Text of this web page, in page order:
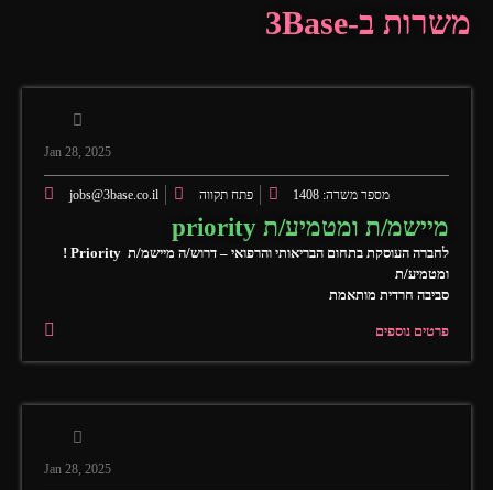
3Base-משרות ב
Jan 28, 2025
jobs@3base.co.il פתח תקווה מספר משרה: 1408
priority מיישמ/ת ומטמיע/ת
! Priority לחברה העוסקת בתחום הבריאותי והרפואי – דרוש/ה מיישמ/ת
ומטמיע/ת
סביבה חרדית מותאמת
פרטים נוספים
Jan 28, 2025